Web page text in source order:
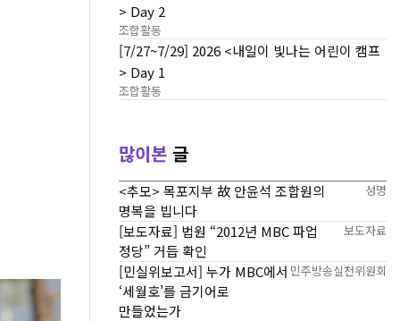
> Day 2
조합활동
[7/27~7/29] 2026 <내일이 빛나는 어린이 캠프
> Day 1
조합활동
많이본 글
<추모> 목포지부 故 안윤석 조합원의
명복을 빕니다
성명
[보도자료] 법원 “2012년 MBC 파업
정당” 거듭 확인
보도자료
[민실위보고서] 누가 MBC에서
‘세월호’를 금기어로
만들었는가
민주방송실천위원회